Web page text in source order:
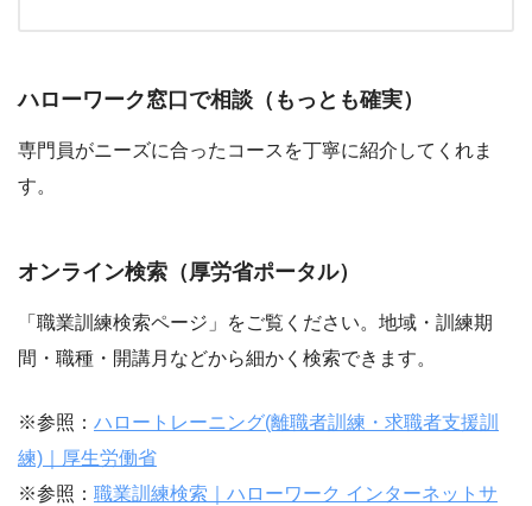
ハローワーク窓口で相談（もっとも確実）
専門員がニーズに合ったコースを丁寧に紹介してくれま
す。
オンライン検索（厚労省ポータル）
「職業訓練検索ページ」をご覧ください。地域・訓練期
間・職種・開講月などから細かく検索できます。
※参照： ハロートレーニング(離職者訓練・求職者支援訓
練)｜厚生労働省
※参照： 職業訓練検索｜ハローワーク インターネットサ